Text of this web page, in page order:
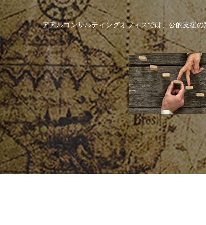
アアルコンサルティングオフィスでは、公的支援